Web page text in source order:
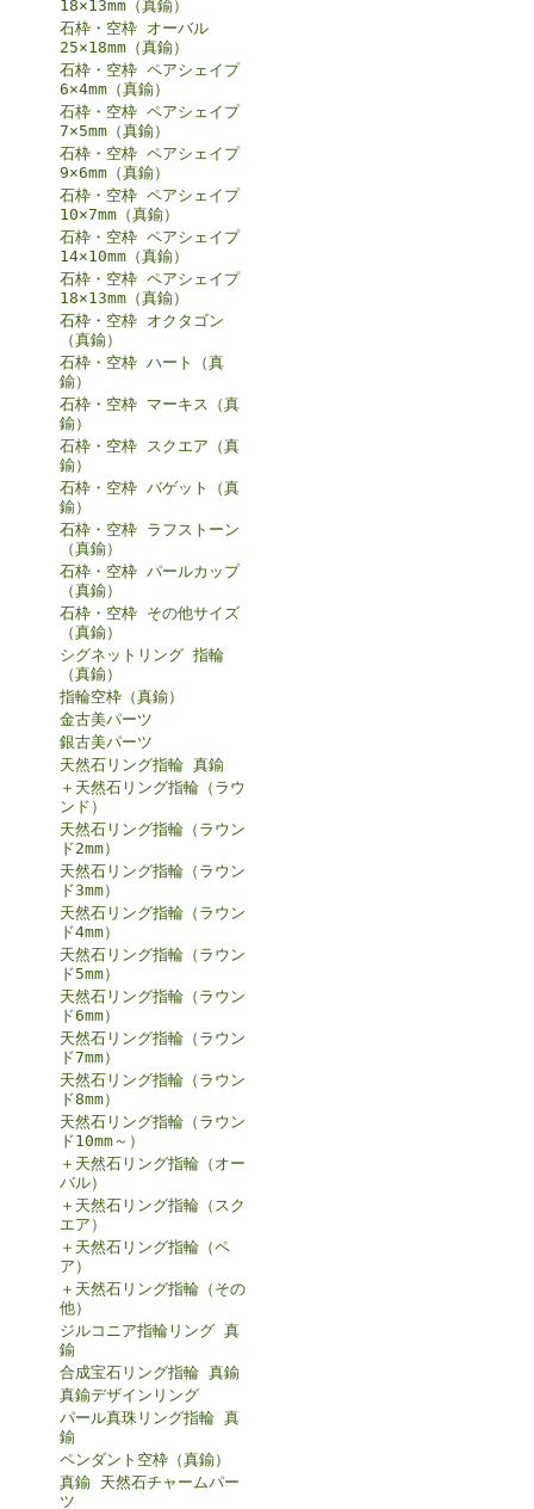
18×13mm（真鍮）
石枠・空枠 オーバル
25×18mm（真鍮）
石枠・空枠 ペアシェイプ
6×4mm（真鍮）
石枠・空枠 ペアシェイプ
7×5mm（真鍮）
石枠・空枠 ペアシェイプ
9×6mm（真鍮）
石枠・空枠 ペアシェイプ
10×7mm（真鍮）
石枠・空枠 ペアシェイプ
14×10mm（真鍮）
石枠・空枠 ペアシェイプ
18×13mm（真鍮）
石枠・空枠 オクタゴン
（真鍮）
石枠・空枠 ハート（真
鍮）
石枠・空枠 マーキス（真
鍮）
石枠・空枠 スクエア（真
鍮）
石枠・空枠 バゲット（真
鍮）
石枠・空枠 ラフストーン
（真鍮）
石枠・空枠 パールカップ
（真鍮）
石枠・空枠 その他サイズ
（真鍮）
シグネットリング 指輪
（真鍮）
指輪空枠（真鍮）
金古美パーツ
銀古美パーツ
天然石リング指輪 真鍮
＋天然石リング指輪（ラウ
ンド）
天然石リング指輪（ラウン
ド2mm）
天然石リング指輪（ラウン
ド3mm）
天然石リング指輪（ラウン
ド4mm）
天然石リング指輪（ラウン
ド5mm）
天然石リング指輪（ラウン
ド6mm）
天然石リング指輪（ラウン
ド7mm）
天然石リング指輪（ラウン
ド8mm）
天然石リング指輪（ラウン
ド10mm～）
＋天然石リング指輪（オー
バル）
＋天然石リング指輪（スク
エア）
＋天然石リング指輪（ペ
ア）
＋天然石リング指輪（その
他）
ジルコニア指輪リング 真
鍮
合成宝石リング指輪 真鍮
真鍮デザインリング
パール真珠リング指輪 真
鍮
ペンダント空枠（真鍮）
真鍮 天然石チャームパー
ツ